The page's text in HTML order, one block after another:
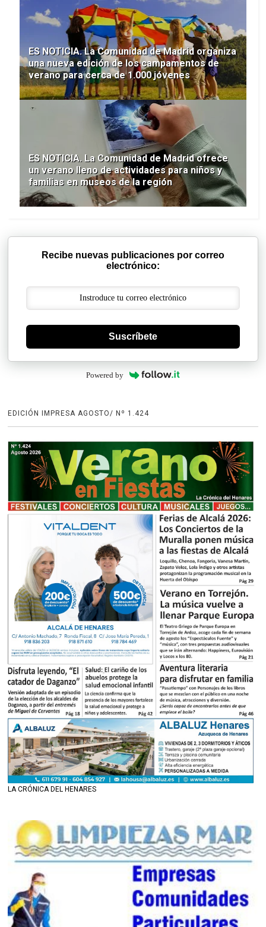
ES NOTICIA. La Comunidad de Madrid organiza
una nueva edición de los campamentos de
verano para cerca de 1.000 jóvenes
ES NOTICIA. La Comunidad de Madrid ofrece
un verano lleno de actividades para niños y
familias en museos de la región
Recibe nuevas publicaciones por correo
electrónico:
Suscríbete
Powered by
EDICIÓN IMPRESA AGOSTO/ Nº 1.424
LA CRÓNICA DEL HENARES